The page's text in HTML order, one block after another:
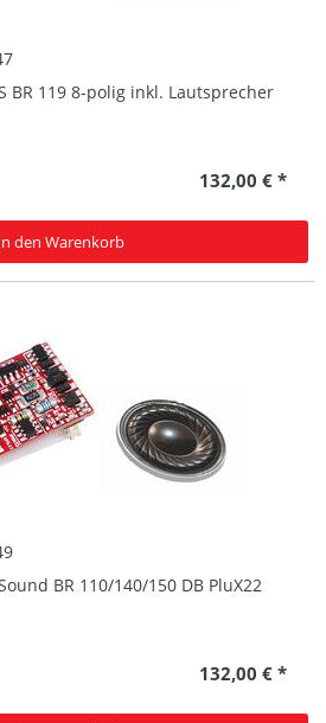
BR 119 8-polig inkl. Lautsprecher
132,00 € *
den Warenkorb
BR 110/140/150 DB PluX22
132,00 € *